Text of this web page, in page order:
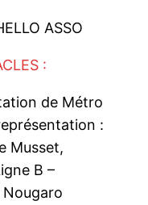
ASSO
:
de Métro
:
Musset,
B –
Nougaro